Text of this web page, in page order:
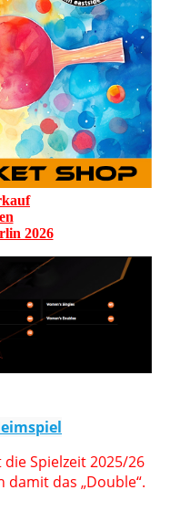
2026
Spielzeit 2025/26
das „Double“.